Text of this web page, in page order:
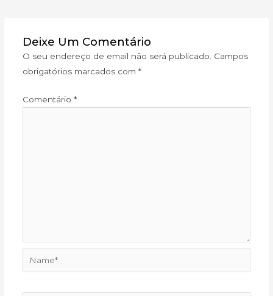
Deixe Um Comentário
O seu endereço de email não será publicado. Campos
obrigatórios marcados com *
Comentário *